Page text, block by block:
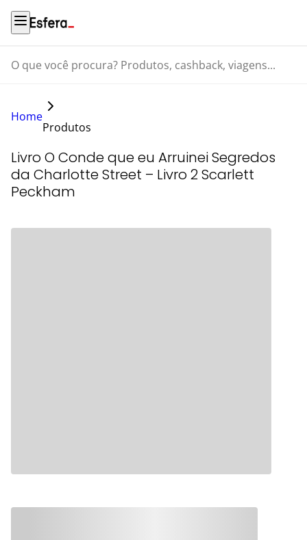
O que você procura? Produtos, cashback, viagens...
Home
Produtos
Livro O Conde que eu Arruinei Segredos
da Charlotte Street – Livro 2 Scarlett
Peckham